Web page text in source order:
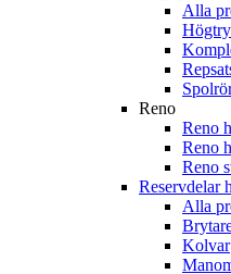
Alla
Reno
Reno
Reno
Reno
Reservdelar
Alla
Kolvar